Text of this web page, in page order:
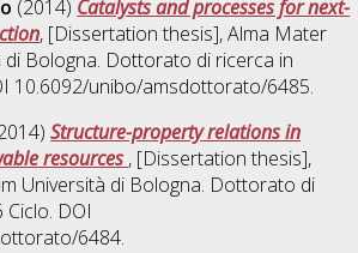
(2014) Catalysts and processes for next-
, [Dissertation thesis], Alma Mater
di Bologna. Dottorato di ricerca in
10.6092/unibo/amsdottorato/6485.
Structure-property relations in
resources , [Dissertation thesis],
Università di Bologna. Dottorato di
Ciclo. DOI
6484.